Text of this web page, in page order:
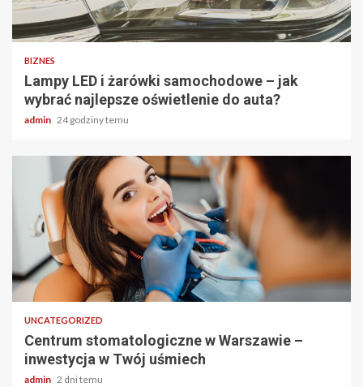
2 min odczytu
BIZNES
Lampy LED i żarówki samochodowe – jak
wybrać najlepsze oświetlenie do auta?
admin 24 godziny temu
2 min odczytu
UNCATEGORIZED
Centrum stomatologiczne w Warszawie –
inwestycja w Twój uśmiech
admin 2 dni temu